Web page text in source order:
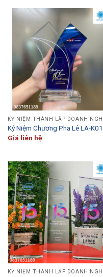
Kỷ Niệm Chương Pha Lê LA-K01
Giá liên hệ